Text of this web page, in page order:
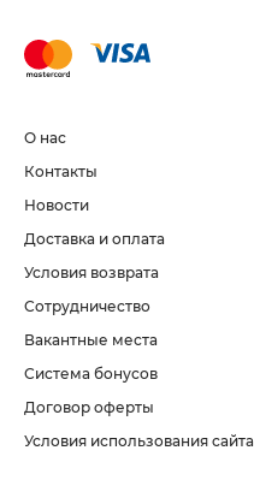
О нас
Контакты
Новости
Доставка и оплата
Условия возврата
Сотрудничество
Вакантные места
Система бонусов
Договор оферты
Условия использования сайта